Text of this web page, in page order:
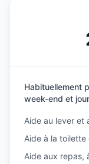
Habituellement
week-end et
Aide au lever et
Aide à la
Aide aux repas,